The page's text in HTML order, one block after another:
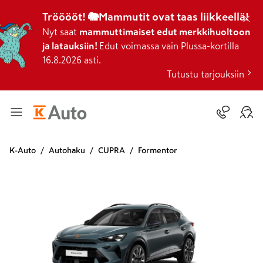
Trööööt! 🐘Mammutit ovat taas liikkeellä!
Nyt saat mammuttimaiset edut merkkihuoltoon
ja latauksiin! Edut voimassa vain Plussa-kortilla
16.8.2026 asti.
Tutustu tarjouksiin
K-Auto Autohaku CUPRA Formentor